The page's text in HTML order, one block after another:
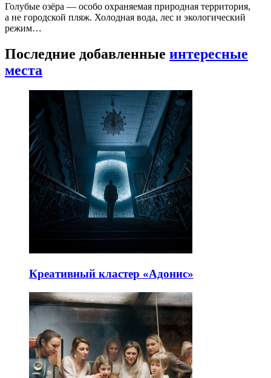
Голубые озёра — особо охраняемая природная территория,
а не городской пляж. Холодная вода, лес и экологический
режим…
Последние добавленные интересные
места
Креативный кластер «Адонис»